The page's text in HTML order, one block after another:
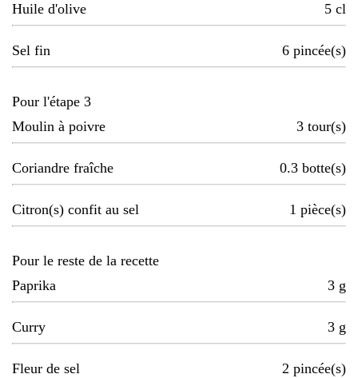
Huile d'olive 5 cl
Sel fin 6 pincée(s)
Pour l'étape 3
Moulin à poivre
3 tour(s)
Coriandre fraîche 0.3 botte(s)
Citron(s) confit au sel 1 pièce(s)
Pour le reste de la recette
Paprika
3 g
Curry 3 g
Fleur de sel 2 pincée(s)